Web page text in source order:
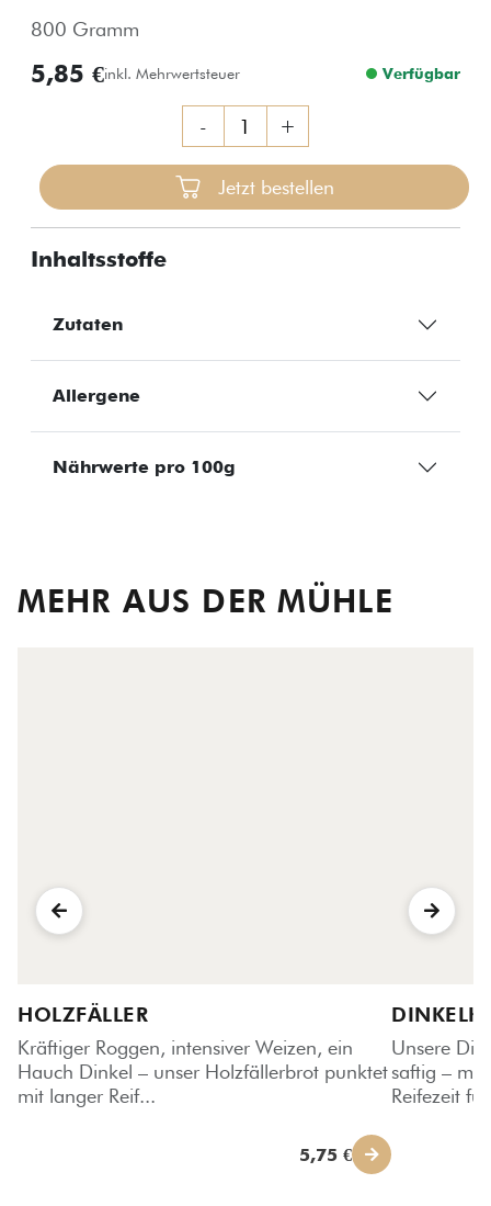
800 Gramm
5,85 €inkl. Mehrwertsteuer Verfügbar
- +
Jetzt bestellen
Inhaltsstoffe
Zutaten
Allergene
Nährwerte pro 100g
MEHR AUS DER MÜHLE
HOLZFÄLLER
Kräftiger Roggen, intensiver Weizen, ein
Hauch Dinkel – unser Holzfällerbrot punktet
mit langer Reif...
5,75 €
Unsere
saftig – mit
Reifezeit